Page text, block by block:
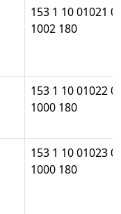
153 1 10 01021
1002 180
153 1 10 01022
1000 180
153 1 10 01023
1000 180